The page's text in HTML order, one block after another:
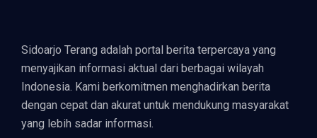
Sidoarjo Terang adalah portal berita terpercaya yang
menyajikan informasi aktual dari berbagai wilayah
Indonesia. Kami berkomitmen menghadirkan berita
dengan cepat dan akurat untuk mendukung masyarakat
yang lebih sadar informasi.